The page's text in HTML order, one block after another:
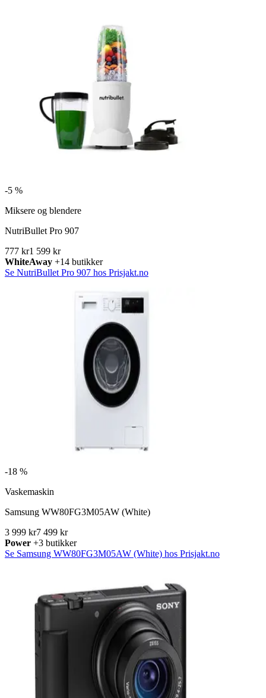
-5 %
Miksere og blendere
NutriBullet Pro 907
777 kr1 599 kr
WhiteAway +14 butikker
Se NutriBullet Pro 907 hos Prisjakt.no
-18 %
Vaskemaskin
Samsung WW80FG3M05AW (White)
3 999 kr7 499 kr
Power +3 butikker
Se Samsung WW80FG3M05AW (White) hos Prisjakt.no